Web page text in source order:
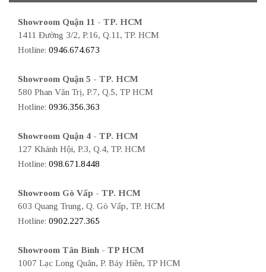
Showroom Quận 11 - TP. HCM
1411 Đường 3/2, P.16, Q.11, TP. HCM
Hotline: 0946.674.673
Showroom Quận 5 - TP. HCM
580 Phan Văn Trị, P.7, Q.5, TP HCM
Hotline: 0936.356.363
Showroom Quận 4 - TP. HCM
127 Khánh Hội, P.3, Q.4, TP. HCM
Hotline: 098.671.8448
Showroom Gò Vấp - TP. HCM
603 Quang Trung, Q. Gò Vấp, TP. HCM
Hotline: 0902.227.365
Showroom Tân Bình - TP HCM
1007 Lạc Long Quân, P. Bảy Hiền, TP HCM